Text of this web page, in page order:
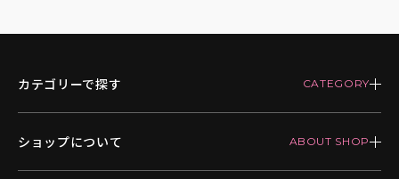
カテゴリーで探す
ショップについて